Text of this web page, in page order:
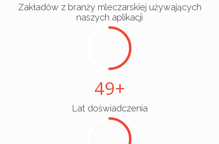
Zakładów z branży mleczarskiej używających
naszych aplikacji
50
Lat doświadczenia